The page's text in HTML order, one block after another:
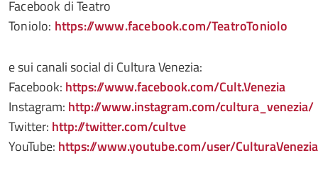
Facebook di Teatro
Toniolo: https://www.facebook.com/TeatroToniolo
e sui canali social di Cultura Venezia:
Facebook: https://www.facebook.com/Cult.Venezia
Instagram: http://www.instagram.com/cultura_venezia/
Twitter: http://twitter.com/cultve
YouTube: https://www.youtube.com/user/